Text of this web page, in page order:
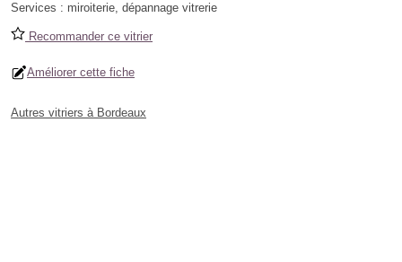
Services : miroiterie, dépannage vitrerie
Recommander ce vitrier
Améliorer cette fiche
Autres vitriers à Bordeaux